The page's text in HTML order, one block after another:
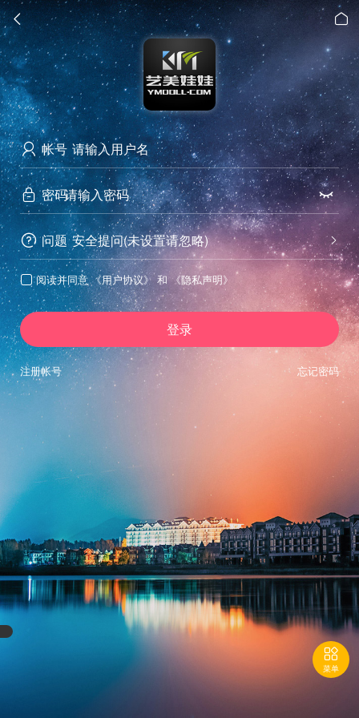
 
 帐号
 密码 
 问题 
安全提问(未设置请忽略)
 阅读并同意 《用户协议》 和 《隐私声明》
登录
忘记密码
注册帐号

菜单